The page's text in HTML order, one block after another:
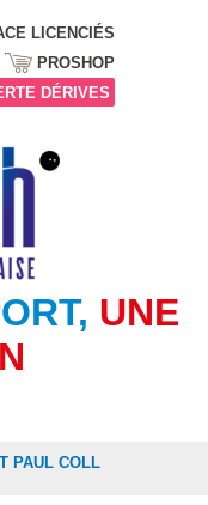
LICENCIÉS
PROSHOP
DÉRIVES
UNE
PAUL COLL